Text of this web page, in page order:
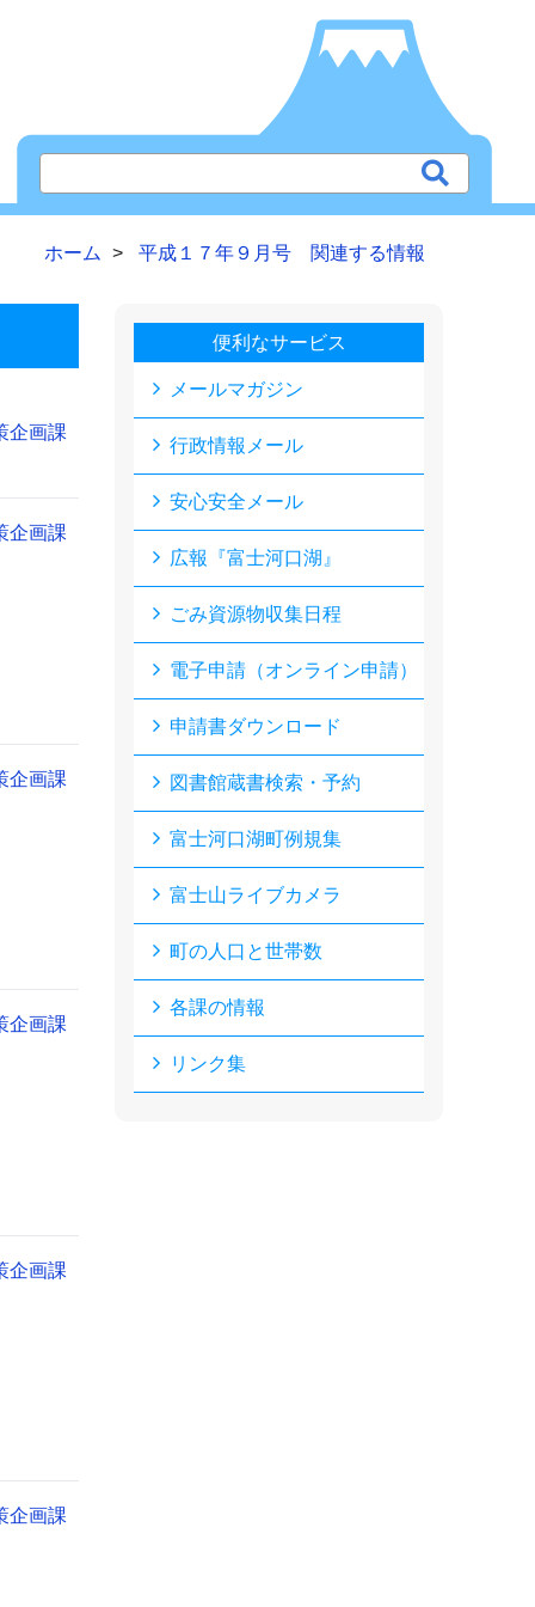
ホーム 平成１７年９月号 関連する情報
企画課
企画課
企画課
企画課
企画課
企画課
便利なサービス
メールマガジン
行政情報メール
安心安全メール
広報『富士河口湖』
ごみ資源物収集日程
電子申請（オンライン申請）
申請書ダウンロード
図書館蔵書検索・予約
富士河口湖町例規集
富士山ライブカメラ
町の人口と世帯数
各課の情報
リンク集